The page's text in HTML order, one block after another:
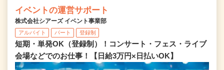
イベントの運営サポート
株式会社シアーズ イベント事業部
アルバイト パート 登録制
短期・単発OK（登録制）！コンサート・フェス・ライブ
会場などでのお仕事！【日給3万円×日払いOK】